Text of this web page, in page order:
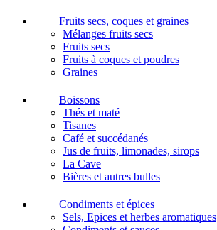
Fruits secs, coques et graines
Mélanges fruits secs
Fruits secs
Fruits à coques et poudres
Graines
Boissons
Thés et maté
Tisanes
Café et succédanés
Jus de fruits, limonades, sirops
La Cave
Bières et autres bulles
Condiments et épices
Sels, Epices et herbes aromatiques